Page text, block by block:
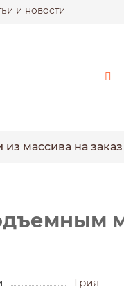
и новости
из массива на заказ
Трия